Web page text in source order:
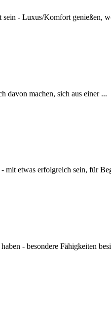
sein - Luxus/Komfort genießen,
davon machen, sich aus einer ...
mit etwas erfolgreich sein, für
- besondere Fähigkeiten